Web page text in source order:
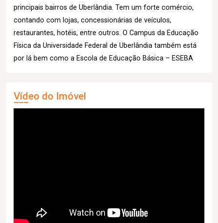
principais bairros de Uberlândia. Tem um forte comércio,
contando com lojas, concessionárias de veículos,
restaurantes, hotéis, entre outros. O Campus da Educação
Física da Universidade Federal de Uberlândia também está
por lá bem como a Escola de Educação Básica – ESEBA
Vídeo do Imóvel